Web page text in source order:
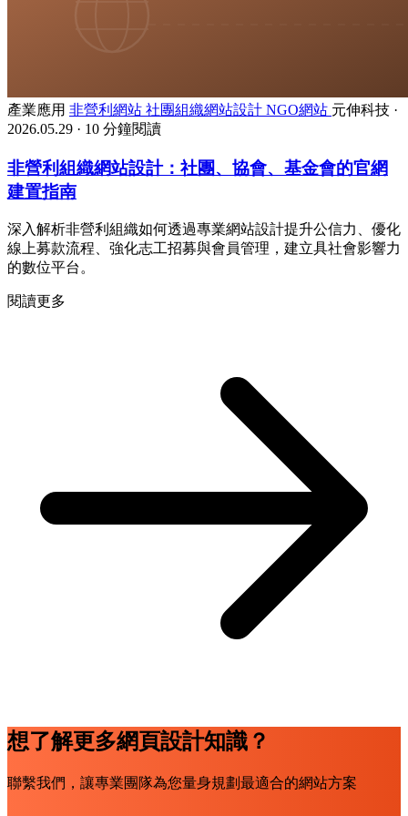
產業應用 非營利網站 社團組織網站設計 NGO網站 元伸科技 ·
2026.05.29 · 10 分鐘閱讀
非營利組織網站設計：社團、協會、基金會的官網
建置指南
深入解析非營利組織如何透過專業網站設計提升公信力、優化
線上募款流程、強化志工招募與會員管理，建立具社會影響力
的數位平台。
閱讀更多
想了解更多網頁設計知識？
聯繫我們，讓專業團隊為您量身規劃最適合的網站方案